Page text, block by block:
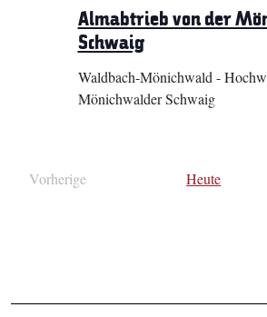
Almabtrieb von der
Schwaig
Waldbach-Mönichwald -
Mönichwalder Schwaig
Vorherige
Heute